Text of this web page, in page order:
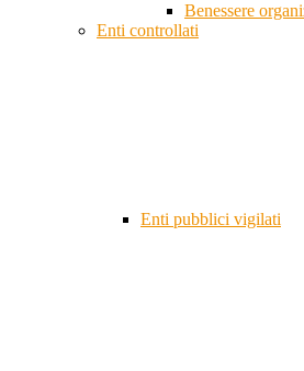
Benessere
Enti controllati
Enti pubblici vigilati